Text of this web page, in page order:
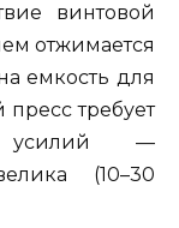
винтовой
отжимается
емкость для
пресс требует
усилий —
(10–30